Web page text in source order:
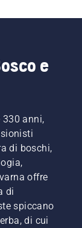
e
330 anni,
di boschi,
offre
di
spiccano
di cui